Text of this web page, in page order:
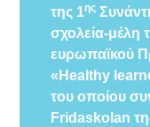
της 1ης
σχολεία-μέλη
ευρωπαϊκού
«Healthy
του οποίου
Fridaskolan